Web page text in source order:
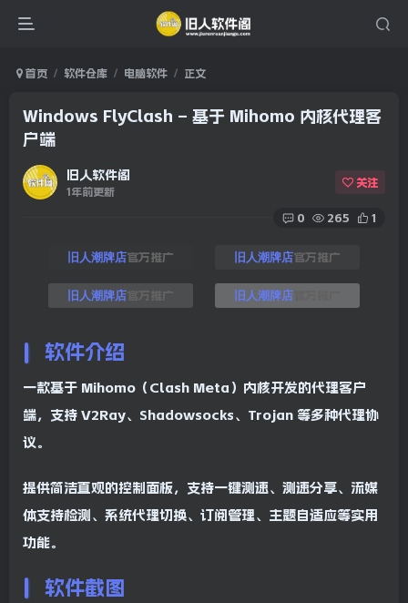
首页 软件仓库 电脑软件 正文
Windows FlyClash – 基于 Mihomo 内核代理客
户端
旧人软件阁
1年前更新
关注
0 265 1
旧人潮牌店官方推广 旧人潮牌店官方推广
旧人潮牌店官方推广 旧人潮牌店
软件介绍
一款基于 Mihomo（Clash Meta）内核开发的代理客户
端，支持 V2Ray、Shadowsocks、Trojan 等多种代理协
议。
提供简洁直观的控制面板，支持一键测速、测速分享、流媒
体支持检测、系统代理切换、订阅管理、主题自适应等实用
功能。
软件截图